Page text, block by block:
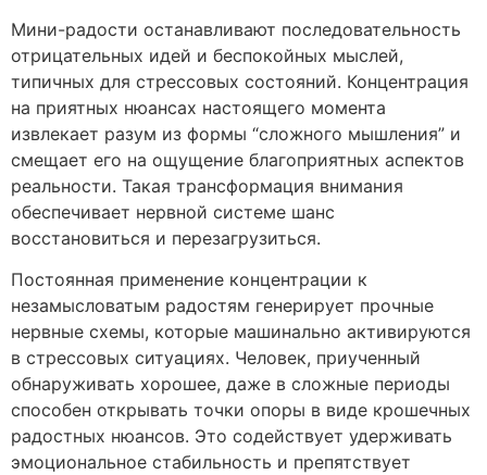
Мини-радости останавливают последовательность
отрицательных идей и беспокойных мыслей,
типичных для стрессовых состояний. Концентрация
на приятных нюансах настоящего момента
извлекает разум из формы “сложного мышления” и
смещает его на ощущение благоприятных аспектов
реальности. Такая трансформация внимания
обеспечивает нервной системе шанс
восстановиться и перезагрузиться.
Постоянная применение концентрации к
незамысловатым радостям генерирует прочные
нервные схемы, которые машинально активируются
в стрессовых ситуациях. Человек, приученный
обнаруживать хорошее, даже в сложные периоды
способен открывать точки опоры в виде крошечных
радостных нюансов. Это содействует удерживать
эмоциональное стабильность и препятствует